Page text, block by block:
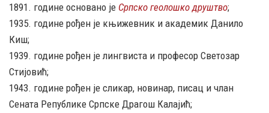
1891. године основано је Српско геолошко друштво;
1935. године рођен је књижевник и академик Данило
Киш;
1939. године рођен је лингвиста и професор Светозар
Стијовић;
1943. године рођен је сликар, новинар, писац и члан
Сената Републике Српске Драгош Калајић;